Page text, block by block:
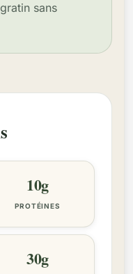
sans
10g
PROTÉINES
30g